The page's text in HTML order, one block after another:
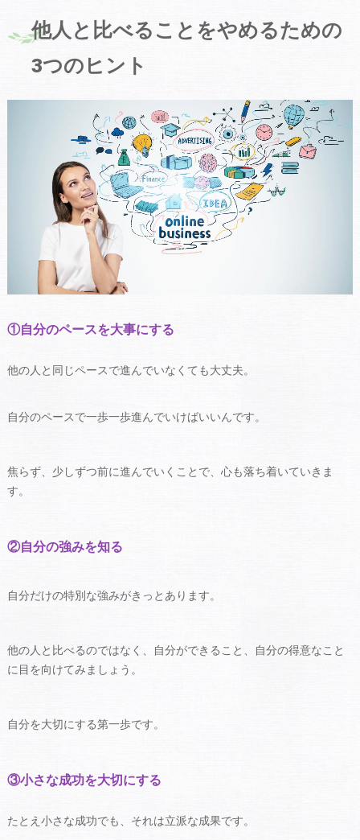
他人と比べることをやめるための
3つのヒント
①自分のペースを大事にする
他の人と同じペースで進んでいなくても大丈夫。
自分のペースで一歩一歩進んでいけばいいんです。
焦らず、少しずつ前に進んでいくことで、心も落ち着いていきま
す。
②自分の強みを知る
自分だけの特別な強みがきっとあります。
他の人と比べるのではなく、自分ができること、自分の得意なこと
に目を向けてみましょう。
自分を大切にする第一歩です。
③小さな成功を大切にする
たとえ小さな成功でも、それは立派な成果です。